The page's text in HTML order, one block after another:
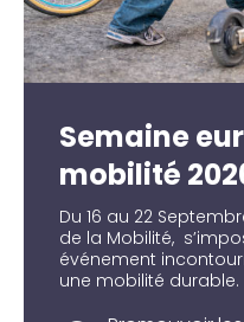
Semaine
mobilité
Du 16 au 22
de la Mobilité,
événement
une mobilité durable.